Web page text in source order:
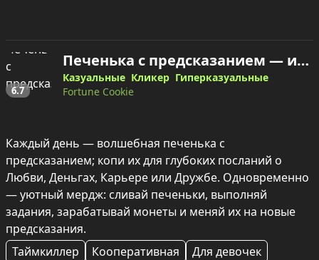
6.7
Печенька с предсказанием — играть онлайн
Казуальные Кликер Гиперказуальные
Fortune Cookie
Каждый день — волшебная печенька с
предсказанием; копи их для глубоких посланий о
Любви, Деньгах, Карьере или Дружбе. Одновременно
— уютный мердж: сливай печеньки, выполняй
задания, зарабатывай монеты и меняй их на новые
предсказания.
Таймкиллер
Кооперативная
Для девочек